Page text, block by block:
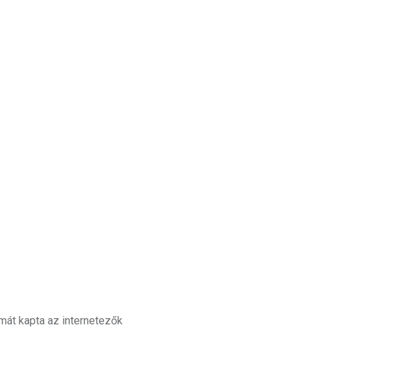
kapta az internetezők